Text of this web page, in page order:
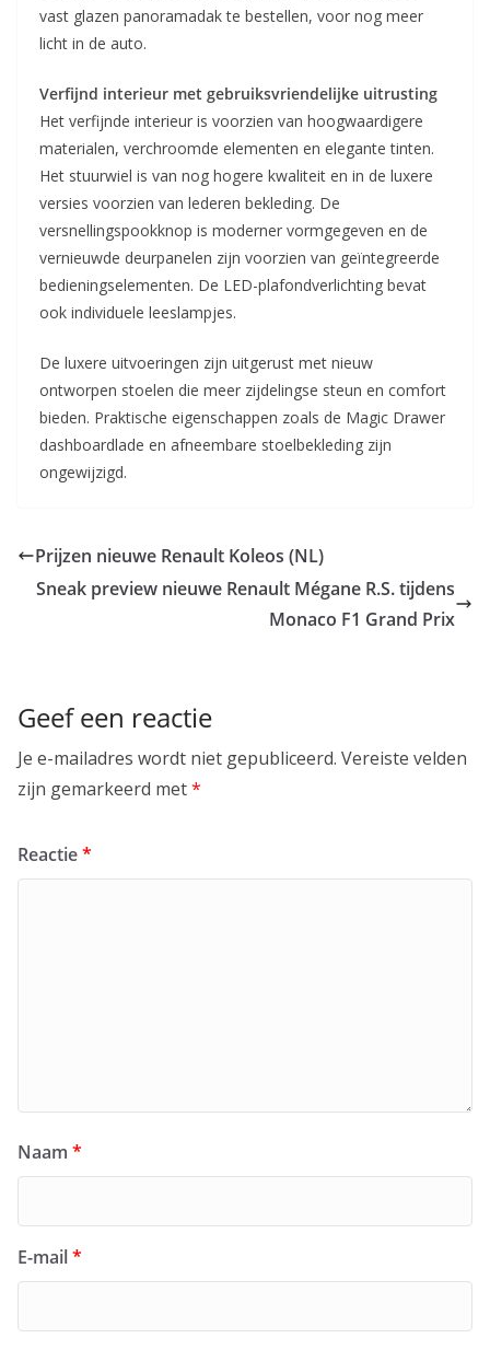
vast glazen panoramadak te bestellen, voor nog meer
licht in de auto.
Verfijnd interieur met gebruiksvriendelijke uitrusting
Het verfijnde interieur is voorzien van hoogwaardigere
materialen, verchroomde elementen en elegante tinten.
Het stuurwiel is van nog hogere kwaliteit en in de luxere
versies voorzien van lederen bekleding. De
versnellingspookknop is moderner vormgegeven en de
vernieuwde deurpanelen zijn voorzien van geïntegreerde
bedieningselementen. De LED-plafondverlichting bevat
ook individuele leeslampjes.
De luxere uitvoeringen zijn uitgerust met nieuw
ontworpen stoelen die meer zijdelingse steun en comfort
bieden. Praktische eigenschappen zoals de Magic Drawer
dashboardlade en afneembare stoelbekleding zijn
ongewijzigd.
Prijzen nieuwe Renault Koleos (NL)
Sneak preview nieuwe Renault Mégane R.S. tijdens
Monaco F1 Grand Prix
Geef een reactie
Je e-mailadres wordt niet gepubliceerd. Vereiste velden
zijn gemarkeerd met*
Reactie*
Naam *
E-mail*